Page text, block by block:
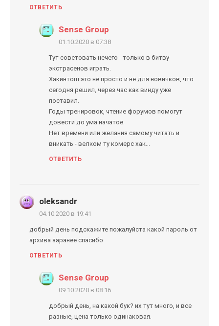
ОТВЕТИТЬ
Sense Group
01.10.2020 в 07:38
Тут советовать нечего - только в битву
экстрасенов играть.
Хакинтош это не просто и не для новичков, что
сегодня решил, через час как винду уже
поставил.
Годы тренировок, чтение форумов помогут
довести до ума начатое.
Нет времени или желания самому читать и
вникать - велком ту комерс хак...
ОТВЕТИТЬ
oleksandr
04.10.2020 в 19:41
добрый день подскажите пожалуйста какой пароль от
архива заранее спасибо
ОТВЕТИТЬ
Sense Group
09.10.2020 в 08:16
добрый день, на какой бук? их тут много, и все
разные, цена только одинаковая.